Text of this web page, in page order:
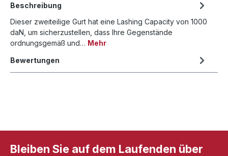
Beschreibung
Dieser zweiteilige Gurt hat eine Lashing Capacity von 1000
daN, um sicherzustellen, dass Ihre Gegenstände
ordnungsgemäß und… Mehr
Bewertungen
Bleiben Sie auf dem Laufenden über